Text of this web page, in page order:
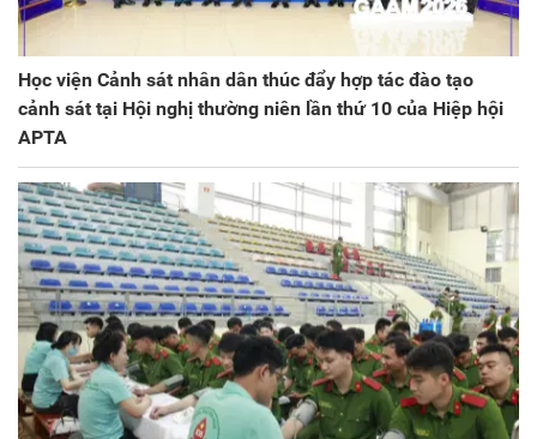
Học viện Cảnh sát nhân dân thúc đẩy hợp tác đào tạo
cảnh sát tại Hội nghị thường niên lần thứ 10 của Hiệp hội
APTA